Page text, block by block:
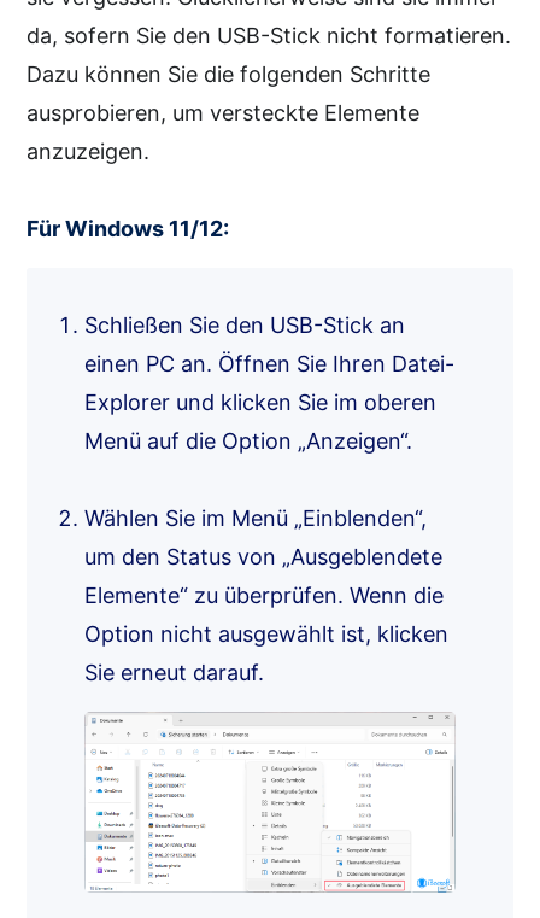
da, sofern Sie den USB-Stick nicht formatieren.
Dazu können Sie die folgenden Schritte
ausprobieren, um versteckte Elemente
anzuzeigen.
Für Windows 11/12:
Schließen Sie den USB-Stick an
einen PC an. Öffnen Sie Ihren Datei-
Explorer und klicken Sie im oberen
Menü auf die Option „Anzeigen“.
Wählen Sie im Menü „Einblenden“,
um den Status von „Ausgeblendete
Elemente“ zu überprüfen. Wenn die
Option nicht ausgewählt ist, klicken
Sie erneut darauf.